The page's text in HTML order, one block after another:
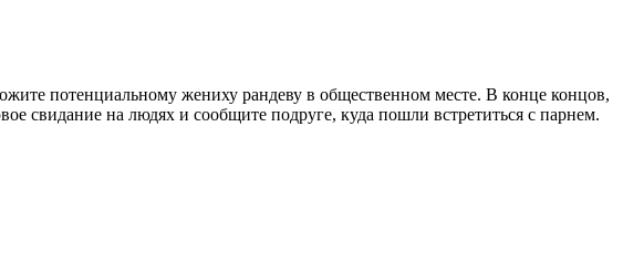
потенциальному жениху рандеву в общественном месте. В конце концов,
свидание на людях и сообщите подруге, куда пошли встретиться с парнем.